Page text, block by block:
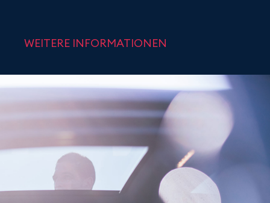
WEITERE INFORMATIONEN